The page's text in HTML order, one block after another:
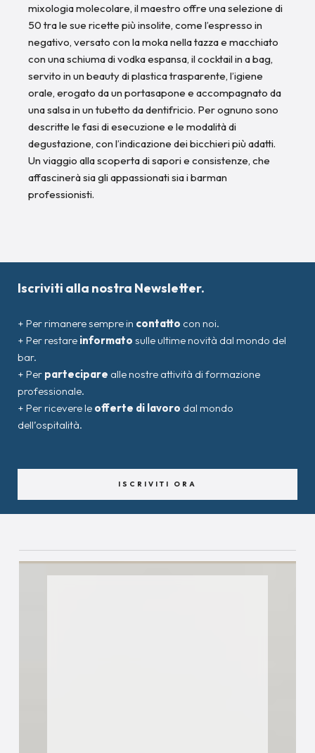
mixologia molecolare, il maestro offre una selezione di
50 tra le sue ricette più insolite, come l’espresso in
negativo, versato con la moka nella tazza e macchiato
con una schiuma di vodka espansa, il cocktail in a bag,
servito in un beauty di plastica trasparente, l’igiene
orale, erogato da un portasapone e accompagnato da
una salsa in un tubetto da dentifricio. Per ognuno sono
descritte le fasi di esecuzione e le modalità di
degustazione, con l’indicazione dei bicchieri più adatti.
Un viaggio alla scoperta di sapori e consistenze, che
affascinerà sia gli appassionati sia i barman
professionisti.
Iscriviti alla nostra Newsletter.
+ Per rimanere sempre in contatto con noi.
+ Per restare informato sulle ultime novità dal mondo del
bar.
+ Per partecipare alle nostre attività di formazione
professionale.
+ Per ricevere le offerte di lavoro dal mondo
dell’ospitalità.
ISCRIVITI ORA